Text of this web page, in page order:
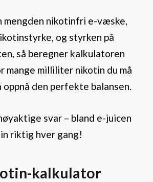
mengden nikotinfri e-væske,
og styrken på
så beregner kalkulatoren
mange milliliter nikotin du må
den perfekte balansen.
svar – bland e-juicen
riktig hver gang!
kalkulator